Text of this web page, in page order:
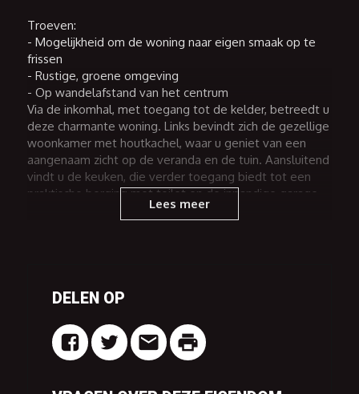
Troeven:
- Mogelijkheid om de woning naar eigen smaak op te
frissen
- Rustige, groene omgeving
- Op wandelafstand van het centrum
Via de inkomhal, met toegang tot de kelder, betreedt u
deze charmante woning. Links bevindt zich de gezellige
woonkamer met houtkachel, waar u geniet van een
aangenaam zicht op de veranda en de tuin. Aansluitend
vindt u de keuken, die verder toegang biedt tot een
praktische berging met toilet en de inpandige garage.
onderhoudsvriendelijke tuin met een aparte
tuinmateriaal, fietsen of andere benodigdheden. Een
absolute troef is het prachtige zicht achteraan het
perceel, waar u in alle rust kunt genieten van de groene
Lees meer
DELEN OP